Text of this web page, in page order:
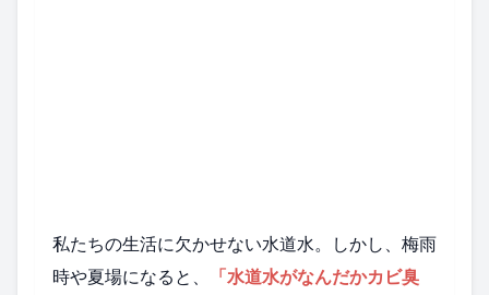
私たちの生活に欠かせない水道水。しかし、梅雨
時や夏場になると、
「水道水がなんだかカビ臭